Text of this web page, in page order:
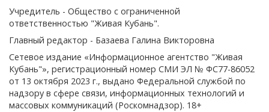
Учредитель - Общество с ограниченной
ответственностью "Живая Кубань".
Главный редактор - Базаева Галина Викторовна
Сетевое издание «Информационное агентство "Живая
Кубань"», регистрационный номер СМИ ЭЛ № ФС77-86052
от 13 октября 2023 г., выдано Федеральной службой по
надзору в сфере связи, информационных технологий и
массовых коммуникаций (Роскомнадзор). 18+